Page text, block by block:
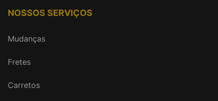
NOSSOS SERVIÇOS
Mudanças
Fretes
Carretos